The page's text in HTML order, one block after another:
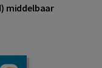
middelbaar